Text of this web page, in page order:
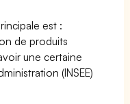
est :
de produits
une certaine
(INSEE)